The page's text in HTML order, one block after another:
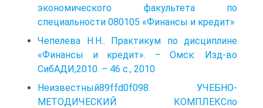
экономического факультета по
специальности 080105 «Финансы и кредит»
Чепелева Н.Н.. Практикум по дисциплине
«Финансы и кредит». – Омск: Изд-во
СибАДИ,2010. – 46 с., 2010
Неизвестный89ffd0f098. УЧЕБНО-
МЕТОДИЧЕСКИЙ КОМПЛЕКСпо